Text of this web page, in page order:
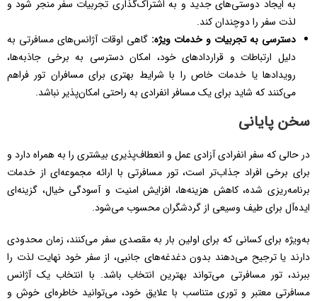
به ایجاد دوستی‌های جدید و به اشتراک‌گذاری تجربیات سفر منجر شود و
لذت سفر را دوچندان کند.
دسترسی به تجربیات و خدمات ویژه: گاهی اوقات آژانس‌های مسافرتی به
دلیل ارتباطات و قراردادهای خود، امکان دسترسی به برخی جاذبه‌ها،
رویدادها یا خدمات خاص را با شرایط بهتری برای مسافران تور فراهم
می‌کنند که شاید برای یک مسافر انفرادی به راحتی امکان‌پذیر نباشد.
سخن پایانی
در حالی که سفر انفرادی آزادی عمل و انعطاف‌پذیری بیشتری را به همراه دارد و
برای برخی افراد جذاب‌تر است، تور مسافرتی با ارائه مجموعه‌ای از خدمات
برنامه‌ریزی شده، کاهش هزینه‌ها، افزایش امنیت و آسودگی خیال، گزینه‌ای
ایده‌آل برای طیف وسیعی از گردشگران محسوب می‌شود.
به‌ویژه برای کسانی که برای اولین بار به مقصدی سفر می‌کنند، زمان محدودی
دارند یا ترجیح می‌دهند بدون دغدغه‌های جانبی، از سفر خود نهایت لذت را
ببرند، تور مسافرتی می‌تواند بهترین انتخاب باشد. با انتخاب یک آژانس
مسافرتی معتبر و توری متناسب با علایق خود، می‌توانید خاطره‌ای خوش و